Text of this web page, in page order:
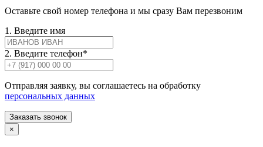
Оставьте свой номер телефона и мы сразу Вам перезвоним
1. Введите имя
2. Введите телефон*
Отправляя заявку, вы соглашаетесь на обработку
персональных данных
Заказать звонок
×